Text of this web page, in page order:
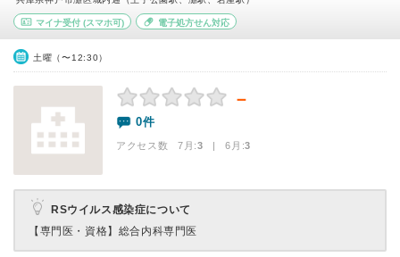
マイナ受付 (スマホ可) 電子処方せん対応
土曜（〜12:30）
－
0件
アクセス数 7月:3 | 6月:3
RSウイルス感染症について
【専門医・資格】 総合内科専門医